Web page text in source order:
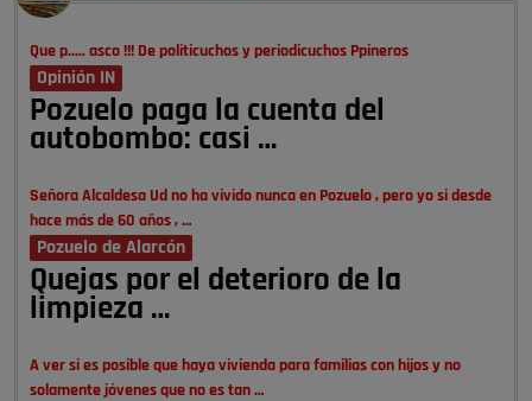
Que p..... asco !!! De politicuchos y periodicuchos Ppineros
Opinión IN
Pozuelo paga la cuenta del
autobombo: casi …
Señora Alcaldesa Ud no ha vivido nunca en Pozuelo , pero yo si desde
hace más de 60 años , …
Pozuelo de Alarcón
Quejas por el deterioro de la
limpieza …
A ver si es posible que haya vivienda para familias con hijos y no
solamente jóvenes que no es tan …